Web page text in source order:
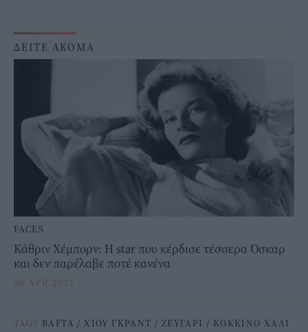
ΔΕΙΤΕ ΑΚΟΜΑ
FACES
Κάθριν Χέμπορν: Η star που κέρδισε τέσσερα Όσκαρ
και δεν παρέλαβε ποτέ κανένα
08 APR 2021
TAGS BAFTA / ΧΙΟΥ ΓΚΡΑΝΤ / ΖΕΥΓΑΡΙ / ΚΟΚΚΙΝΟ ΧΑΛΙ